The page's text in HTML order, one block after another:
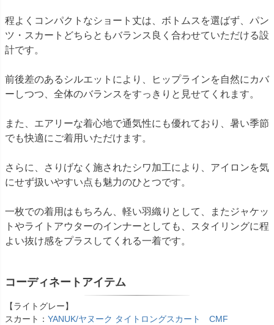
程よくコンパクトなショート丈は、ボトムスを選ばず、パン
ツ・スカートどちらともバランス良く合わせていただける設
計です。
前後差のあるシルエットにより、ヒップラインを自然にカバ
ーしつつ、全体のバランスをすっきりと見せてくれます。
また、エアリーな着心地で通気性にも優れており、暑い季節
でも快適にご着用いただけます。
さらに、さりげなく施されたシワ加工により、アイロンを気
にせず扱いやすい点も魅力のひとつです。
一枚での着用はもちろん、軽い羽織りとして、またジャケッ
トやライトアウターのインナーとしても、スタイリングに程
よい抜け感をプラスしてくれる一着です。
コーディネートアイテム
【ライトグレー】
スカート： YANUK/ヤヌーク タイトロングスカート CMF